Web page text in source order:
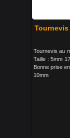
Tournevis au
Taille : 5mm
Bonne prise
10mm